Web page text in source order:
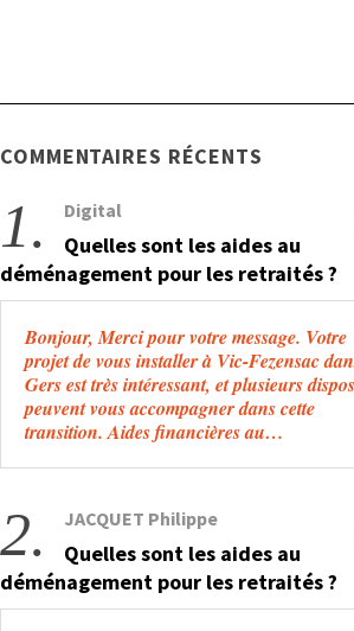
COMMENTAIRES RÉCENTS
1. Digital
Quelles sont les aides au
déménagement pour les retraités ?
Bonjour, Merci pour votre message. Votre
projet de vous installer à Vic-Fezensac
Gers est très intéressant, et plusieurs
peuvent vous accompagner dans cette
transition. Aides financières au…
2. JACQUET Philippe
Quelles sont les aides au
déménagement pour les retraités ?